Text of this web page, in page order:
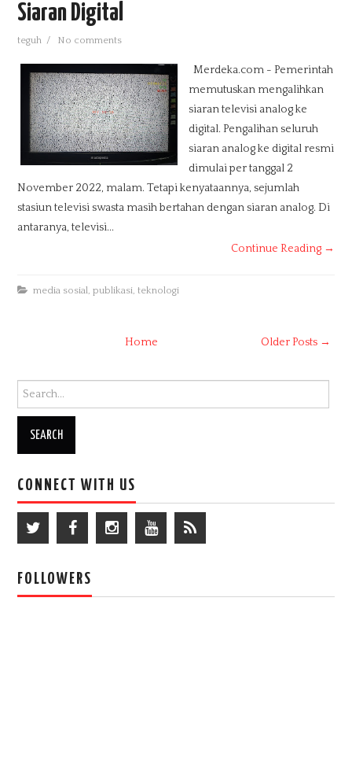
Siaran Digital
teguh / No comments
Merdeka.com - Pemerintah
memutuskan mengalihkan
siaran televisi analog ke
digital. Pengalihan seluruh
siaran analog ke digital resmi
dimulai per tanggal 2
November 2022, malam. Tetapi kenyataannya, sejumlah
stasiun televisi swasta masih bertahan dengan siaran analog. Di
antaranya, televisi...
Continue Reading →
media sosial,publikasi,teknologi
Older Posts →
Home
Search for:
CONNECT WITH US
FOLLOWERS